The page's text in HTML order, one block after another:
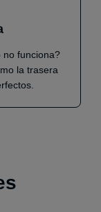
no funciona?
la trasera